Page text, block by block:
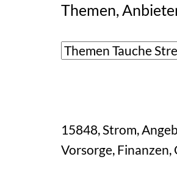
Themen,
15848, Strom,
Vorsorge, Finanzen,